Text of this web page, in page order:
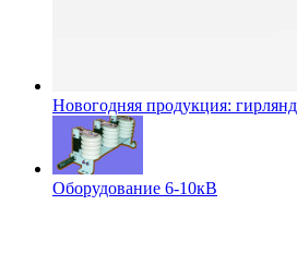
Новогодняя продукция:
Оборудование 6-10кВ